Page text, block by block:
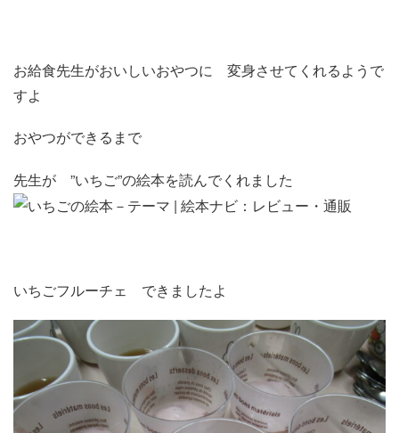
お給食先生がおいしいおやつに 変身させてくれるようで
すよ
おやつができるまで
先生が ”いちご”の絵本を読んでくれました
いちごフルーチェ できましたよ